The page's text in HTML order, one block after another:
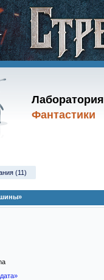
Лаборатория
Фантастики
(11)